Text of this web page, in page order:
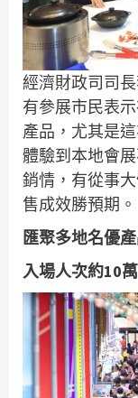
經濟財政司司
有參展市民表
產品，尤其是
體驗到本地會
銷情，有從事
售成效勝預期。
匯聚多地名優
入場人次約10萬